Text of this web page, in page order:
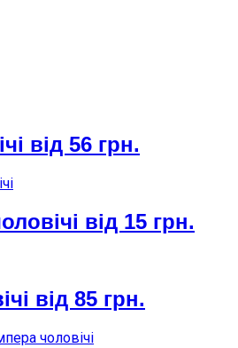
від 56 грн.
від 15 грн.
від 85 грн.